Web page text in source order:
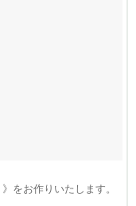
をお作りいたします。